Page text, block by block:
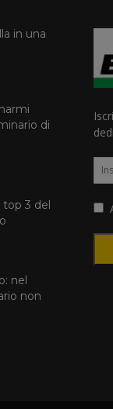
in una
di
top 3 del
nel
non